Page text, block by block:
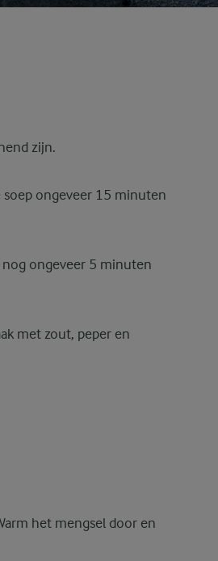
zijn.
soep ongeveer 15 minuten
ongeveer 5 minuten
met zout, peper en
het mengsel door en